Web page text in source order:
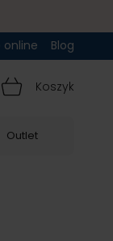
online Blog
Koszyk
Outlet